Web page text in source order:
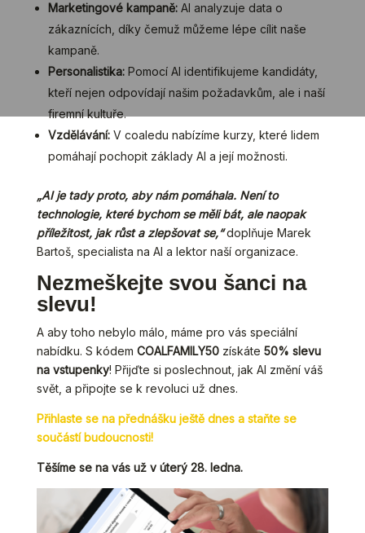
Marketingové kampaně:AI analyzuje data o
zákaznících, díky čemuž můžeme lépe cílit naše
kampaně.
Personalistika:Pomocí AI identifikujeme kandidáty,
kteří nejen odpovídají našim požadavkům, ale i naší
firemní kultuře.
Vzdělávání:V coaledu nabízíme kurzy, které lidem
pomáhají pochopit základy AI a její možnosti.
„AI je tady proto, aby nám pomáhala. Není to
technologie, které bychom se měli bát, ale naopak
příležitost, jak růst a zlepšovat se,“doplňuje Marek
Bartoš, specialista na AI a lektor naší organizace.
Nezmeškejte svou šanci na
slevu!
A aby toho nebylo málo, máme pro vás speciální
nabídku. S kódem COALFAMILY50získáte 50% slevu
na vstupenky! Přijďte si poslechnout, jak AI změní váš
svět, a připojte se k revoluci už dnes.
Přihlaste se na přednášku ještě dnes a staňte se
součástí budoucnosti!
Těšíme se na vás už v úterý 28. ledna.